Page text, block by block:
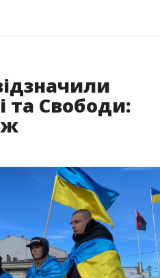
та Свободи: